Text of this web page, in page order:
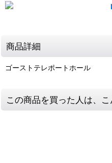
商品詳細
ゴーストテレポートホール
この商品を買った人は、